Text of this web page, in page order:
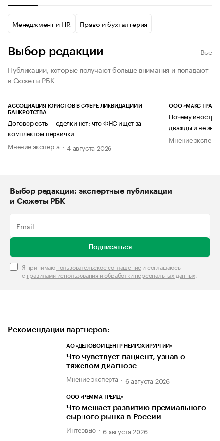
Менеджмент и HR Право и бухгалтерия
Выбор редакции
Все
Публикации, которые получают больше внимания и попадают
в Сюжеты РБК
АССОЦИАЦИЯ ЮРИСТОВ В СФЕРЕ ЛИКВИДАЦИИ И
БАНКРОТСТВА
Договор есть — сделки нет: что ФНС ищет за
комплектом первички
Мнение эксперта
4 августа 2026
ООО «МАКС ТРАСТ»
Почему
дважды и не
Мнение
Выбор редакции: экспертные публикации
и Сюжеты РБК
Подписаться
Я принимаю пользовательское соглашениеи соглашаюсь
с правилами использования и обработки персональных данных.
Рекомендации партнеров:
АО «ДЕЛОВОЙ ЦЕНТР НЕЙРОХИРУРГИИ»
Что чувствует пациент, узнав о
тяжелом диагнозе
Мнение эксперта 6 августа 2026
ООО «РЕММА ТРЕЙД»
Что мешает развитию премиального
сырного рынка в России
Интервью 6 августа 2026